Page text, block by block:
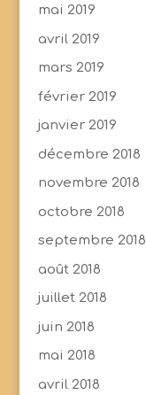
mai 2019
avril 2019
mars 2019
février 2019
janvier 2019
décembre 2018
novembre 2018
octobre 2018
septembre 2018
août 2018
juillet 2018
juin 2018
mai 2018
avril 2018